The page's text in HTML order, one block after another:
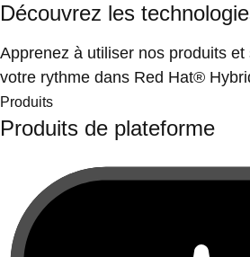
Découvrez les
Apprenez à utiliser nos produits
votre rythme dans Red Hat®
Produits
Produits de plateforme